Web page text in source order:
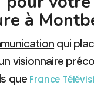
à
qui
visionnaire
que France